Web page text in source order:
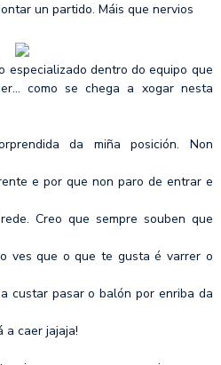
un partido. Máis que nervios
especializado dentro do equipo que
como se chega a xogar nesta
da miña posición. Non
e por que non paro de entrar e
Creo que sempre souben que
ves que o que te gusta é varrer o
custar pasar o balón por enriba da
a caer jajaja!